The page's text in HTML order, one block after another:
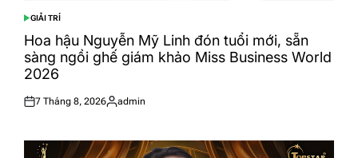
POSTED
IN
GIẢI TRÍ
Hoa hậu Nguyễn Mỹ Linh đón tuổi mới, sẵn
sàng ngồi ghế giám khảo Miss Business World
2026
Posted
7 Tháng 8, 2026
Posted
admin